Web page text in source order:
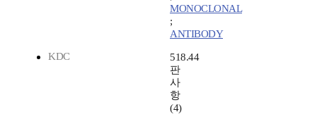
MONOCLONAL
;
ANTIBODY
KDC
518.44
판
사
항
(4)